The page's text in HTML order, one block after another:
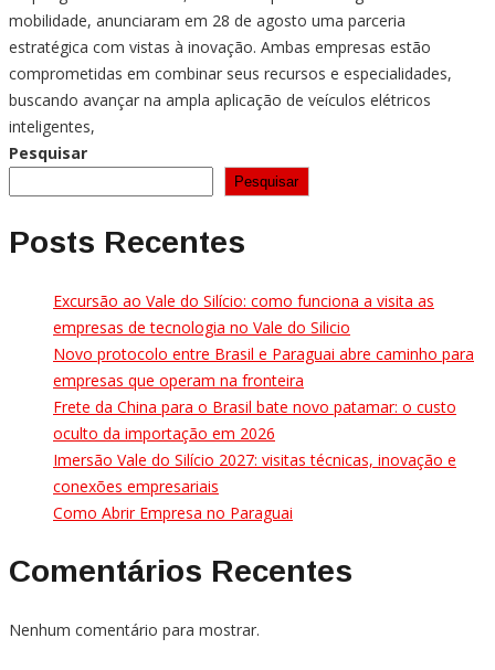
mobilidade, anunciaram em 28 de agosto uma parceria
estratégica com vistas à inovação. Ambas empresas estão
comprometidas em combinar seus recursos e especialidades,
buscando avançar na ampla aplicação de veículos elétricos
inteligentes,
Pesquisar
Pesquisar
Posts Recentes
Excursão ao Vale do Silício: como funciona a visita as
empresas de tecnologia no Vale do Silicio
Novo protocolo entre Brasil e Paraguai abre caminho para
empresas que operam na fronteira
Frete da China para o Brasil bate novo patamar: o custo
oculto da importação em 2026
Imersão Vale do Silício 2027: visitas técnicas, inovação e
conexões empresariais
Como Abrir Empresa no Paraguai
Comentários Recentes
Nenhum comentário para mostrar.